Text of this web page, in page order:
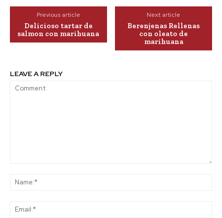
Previous article
Delicioso tartar de
salmon con marihuana
Next article
Berenjenas Rellenas
con oleato de
marihuana
LEAVE A REPLY